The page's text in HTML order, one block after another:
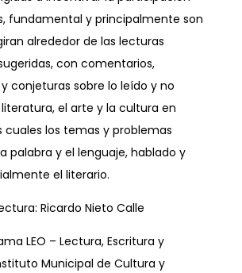
fundamental y principalmente son
alrededor de las lecturas
con comentarios,
conjeturas sobre lo leído y no
el arte y la cultura en
cuales los temas y problemas
palabra y el lenguaje, hablado y
el literario.
Ricardo Nieto Calle
LEO – Lectura, Escritura y
Municipal de Cultura y